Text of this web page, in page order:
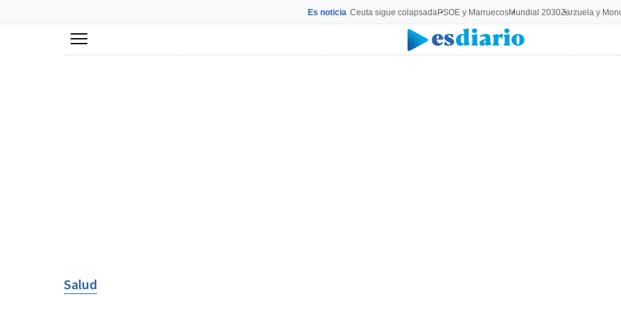
Es noticia Ceuta sigue colapsadaPSOE y MarruecosMundial 2030Zarzuela y
Menú
Salud